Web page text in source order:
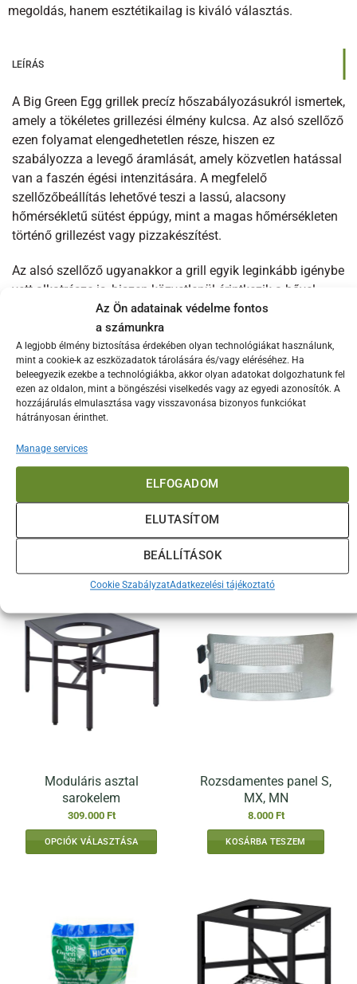
Az Ön adatainak védelme fontos
a számunkra
A legjobb élmény biztosítása érdekében olyan technológiákat használunk,
mint a cookie-k az eszközadatok tárolására és/vagy eléréséhez. Ha
beleegyezik ezekbe a technológiákba, akkor olyan adatokat dolgozhatunk fel
ezen az oldalon, mint a böngészési viselkedés vagy az egyedi azonosítók. A
hozzájárulás elmulasztása vagy visszavonása bizonyos funkciókat
hátrányosan érinthet.
Manage services
ELFOGADOM
ELUTASÍTOM
BEÁLLÍTÁSOK
Cookie SzabályzatAdatkezelési tájékoztató
megoldás, hanem esztétikailag is kiváló választás.
LEÍRÁS
A Big Green Egg grillek precíz hőszabályozásukról ismertek,
amely a tökéletes grillezési élmény kulcsa. Az alsó szellőző
ezen folyamat elengedhetetlen része, hiszen ez
szabályozza a levegő áramlását, amely közvetlen hatással
van a faszén égési intenzitására. A megfelelő
szellőzőbeállítás lehetővé teszi a lassú, alacsony
hőmérsékletű sütést éppúgy, mint a magas hőmérsékleten
történő grillezést vagy pizzakészítést.
Az alsó szellőző ugyanakkor a grill egyik leginkább igénybe
vett alkatrésze is, hiszen közvetlenül érintkezik a hővel,
nedvességgel és a külső környezeti hatásokkal. Az
időjárási viszonyok és az intenzív használat következtében
a hagyományos anyagok hajlamosak a korrózióra, ami
befolyásolhatja a grill teljesítményét. Ezért különösen
fontos, hogy az alsó szellőző panelje tartós és ellenálló
anyagból készüljön.
működését biztosítja, hanem jelentősen meghosszabbítja
az eszköz élettartamát is. Ha a Big Green Egg grillje alsó
szellőzőjének cseréje esedékes, a rozsdamentes változat
egy prémium minőségű és hosszú távon is megbízható
megoldás.
Érdekelhetnek még…
Moduláris asztal
sarokelem
309.000 Ft
OPCIÓK VÁLASZTÁSA
variációja
van.
A
változatok
Rozsdamentes panel S,
MX, MN
8.000 Ft
KOSÁRBA TESZEM